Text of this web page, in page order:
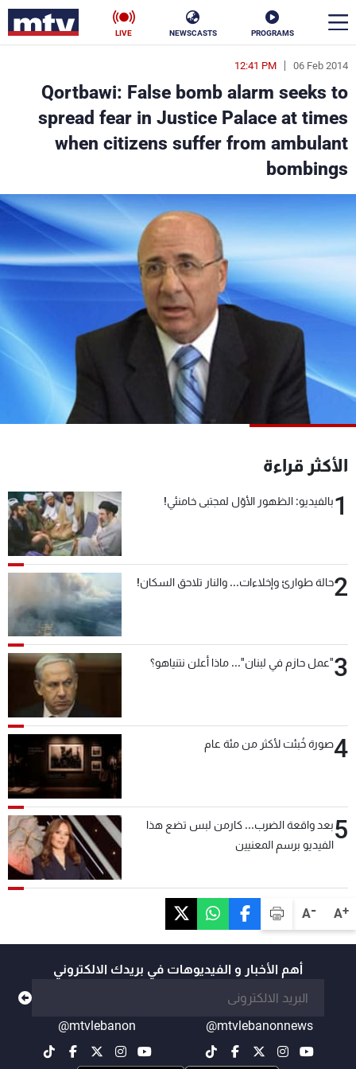
PROGRAMS
NEWSCASTS
LIVE
A+
A-
06 Feb 2014
12:41 PM
Qortbawi: False bomb alarm seeks to
spread fear in Justice Palace at times
when citizens suffer from ambulant
bombings
الأكثر قراءة
1بالفيديو: الظهور الأوّل لمجتبى خامنئي!
2حالة طوارئ وإخلاءات... والنار تلاحق السكان!
3"عمل حازم في لبنان"... ماذا أعلن نتنياهو؟
4صورة خُبئت لأكثر من مئة عام
5بعد واقعة الضرب... كارمن لبس تضع هذا
الفيديو برسم المعنيين
أهم الأخبار و الفيديوهات في بريدك الالكتروني
@mtvlebanonnews
@mtvlebanon
en
الأخبار
سياسة ناس
إقتصاد
منوعات رياضة
كأس العالم
جدول البرامج
شاهد البرامج
الترددات
الإنـتـاج
سياسة الخصوصية